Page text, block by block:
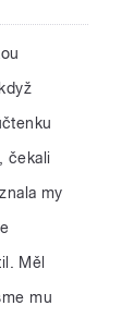
čekali
my
Měl
mu